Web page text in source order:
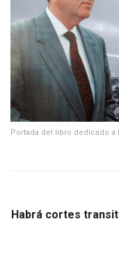
Portada del libro dedicado a
Habrá cortes